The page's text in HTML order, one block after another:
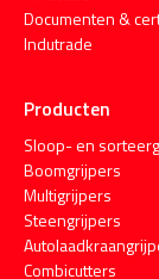
Documenten &
Indutrade
Producten
Sloop- en
Boomgrijpers
Multigrijpers
Steengrijpers
Combicutters